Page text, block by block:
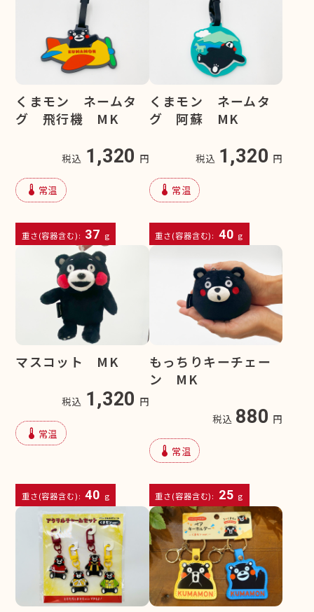
くまモン ネームタ
グ 飛行機 MK
税込 1,320 円
device_thermostat 常温
重さ(容器含む): 37 g
くまモン ネームタ
グ 阿蘇 MK
税込 1,320 円
device_thermostat 常温
重さ(容器含む): 40 g
マスコット MK
税込 1,320 円
device_thermostat 常温
重さ(容器含む): 40 g
もっちりキーチェー
ン MK
税込 880 円
device_thermostat 常温
重さ(容器含む): 25 g